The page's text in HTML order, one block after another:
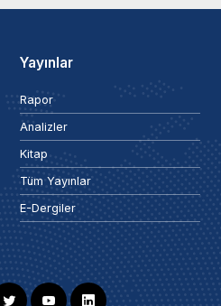
Yayınlar
Rapor
Analizler
Kitap
Tüm Yayınlar
E-Dergiler